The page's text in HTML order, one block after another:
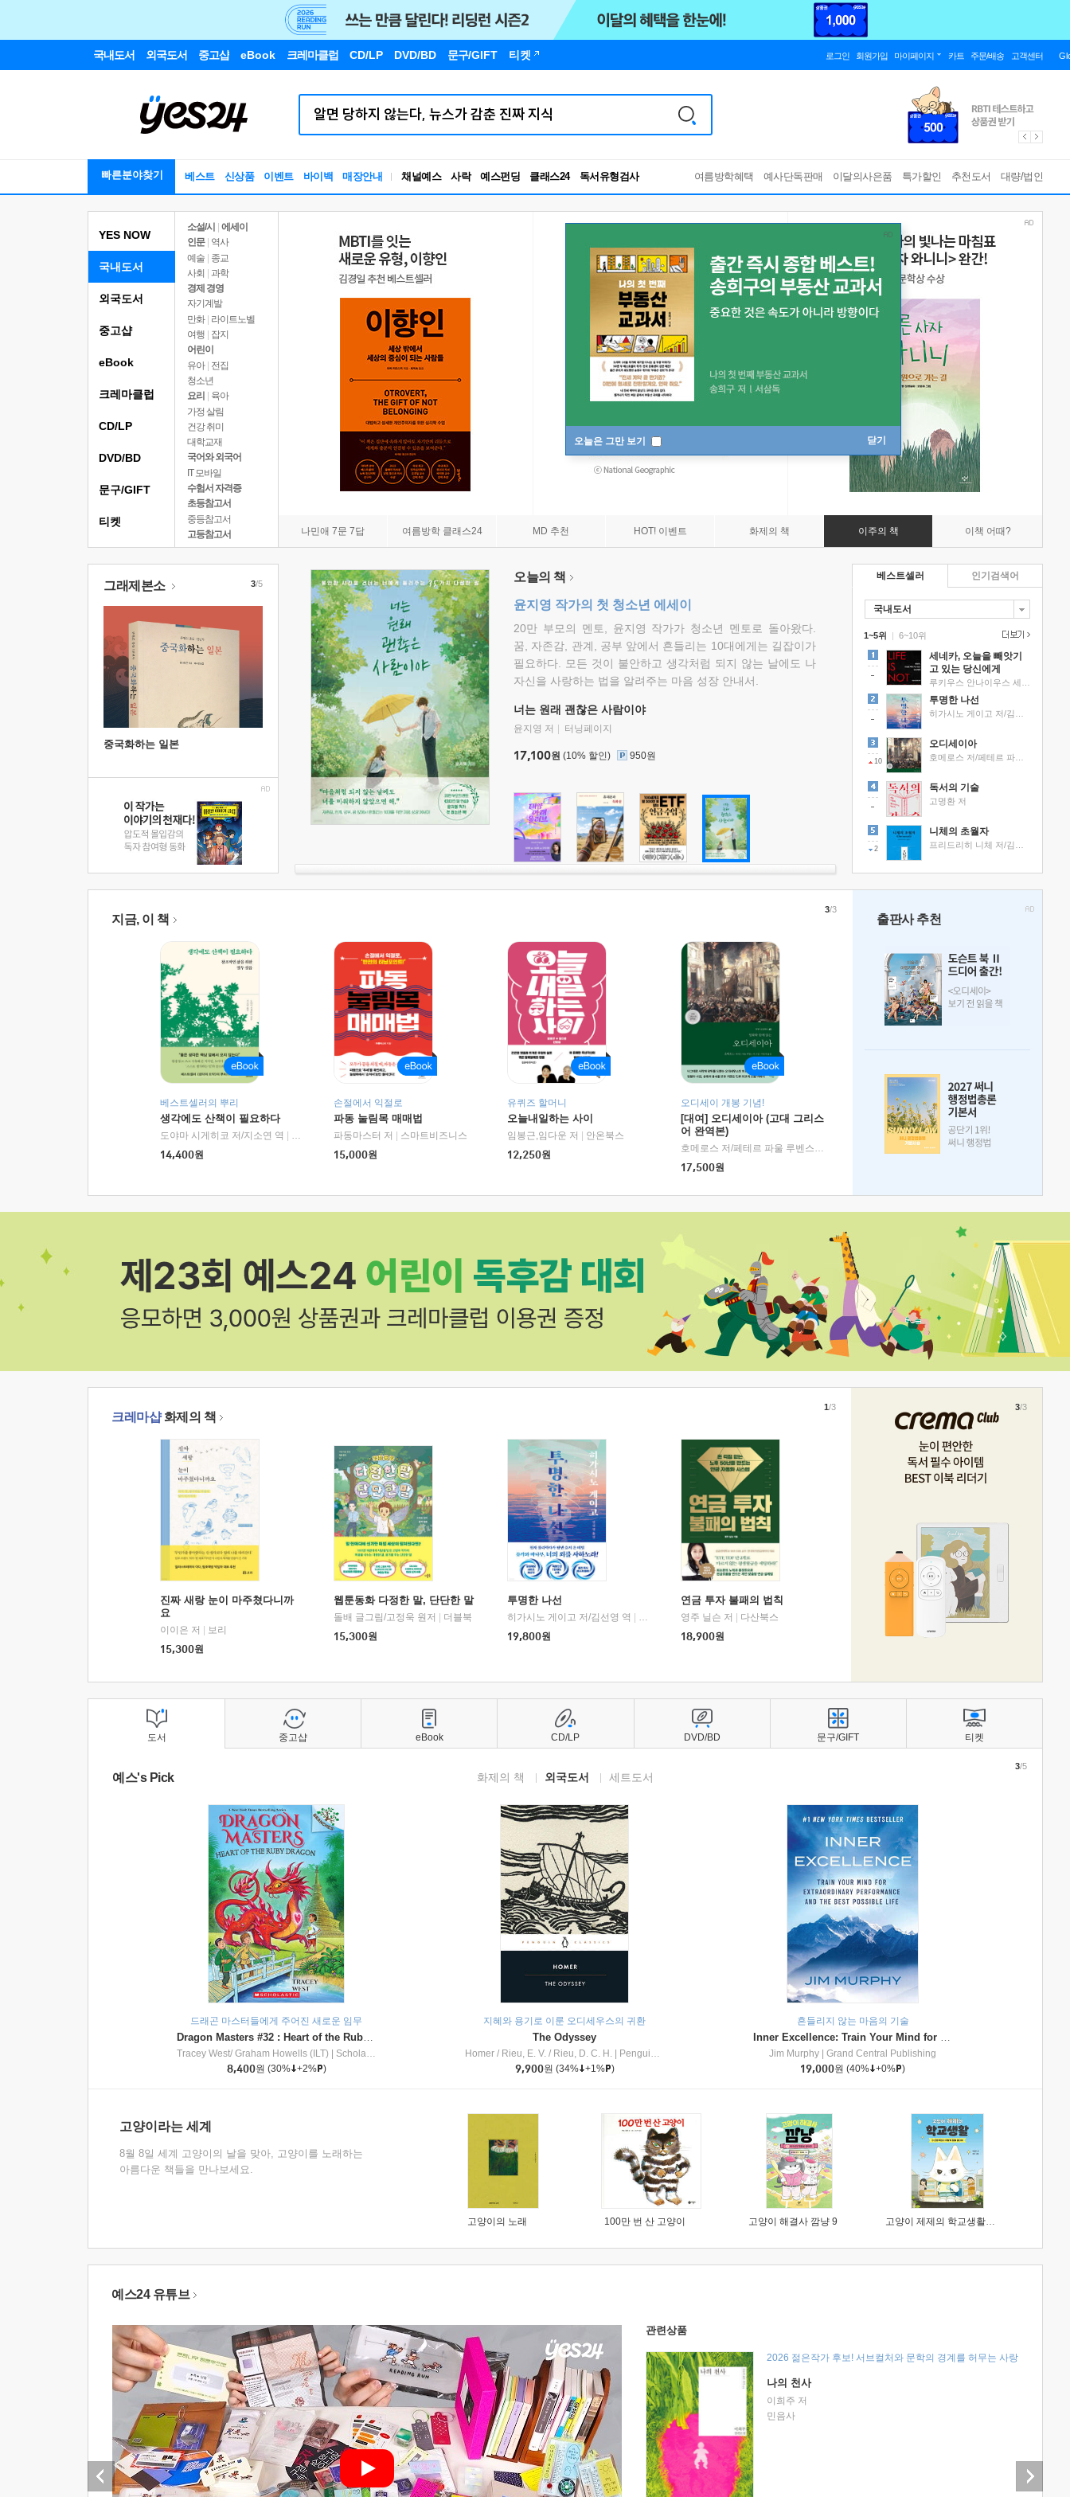
국내도서 외국도서 중고샵 eBook 크레마클럽 CD/LP DVD/BD 문구/GIFT 티켓 로그인 회원가입 마이페이지 카트 주문/배송 고객센터
빠른분야찾기 베스트 신상품 이벤트 바이백 매장안내 채널예스 사락 예스펀딩 클래스24
RBTI Lab
독서유형검사
여름방학혜택 예사단독판매 이달의사은품 특가할인 추천도서 대량/법인
오늘은 그만 보기 닫기
YES NOW
국내도서
소설/시
에세이
인문
역사
예술 | 종교
사회 | 과학
경제 경영
자기계발
만화 | 라이트노벨
여행
잡지
어린이
유아 | 전집
청소년
요리
육아
가정 살림
건강 취미
대학교재
국어와 외국어
IT 모바일
수험서 자격증
초등참고서
중등참고서
고등참고서
나민애 7문 7답 여름방학 클래스24 MD 추천 HOT! 이벤트 화제의 책 이주의 책 이책 어때?
외국도서
중고샵
eBook
크레마클럽
CD/LP
DVD/BD
문구/GIFT
티켓
그래제본소
중국화하는 일본
3/5 오늘의 책
윤지영 작가의 첫 청소년 에세이
20만 부모의 멘토, 윤지영 작가가 청소년 멘토로 돌아왔다.
꿈, 자존감, 관계, 공부 앞에서 흔들리는 10대에게는 길잡이가
필요하다. 모든 것이 불안하고 생각처럼 되지 않는 날에도 나
자신을 사랑하는 법을 알려주는 마음 성장 안내서.
너는 원래 괜찮은 사람이야
윤지영 저 터닝페이지
17,100원 (10% 할인) 950원
베스트셀러
국내도서
1~5위 |
세네카, 오늘을 빼앗기
고 있는 당신에게
투명한 나선
10
오디세이아
독서의 기술
고명환 저
2
니체의 초월자
6~10위
인기검색어
지금, 이 책
베스트셀러의 뿌리
생각에도 산책이 필요하다
도야마 시게히코 저/지소연 역
알에이치코리아(RHK)
14,400원
손절에서 익절로
파동 눌림목 매매법
파동마스터 저
스마트비즈니스
15,000원
유퀴즈 할머니
오늘내일하는 사이
임봉근,임다운 저
안온북스
12,250원
오디세이 개봉 기념!
[대여] 오디세이아 (고대 그리스
어 완역본)
호메로스 저/페테르 파울 루벤스 그림/박문재 역
현대지성
17,500원
3/3
출판사 추천
크레마샵화제의 책
진짜 새랑 눈이 마주쳤다니까
요
이이은 저
보리
15,300원
웹툰동화 다정한 말, 단단한 말
돌배 글그림/고정욱 원저
더블북
15,300원
투명한 나선
히가시노 게이고 저/김선영 역
북다
19,800원
연금 투자 불패의 법칙
영주 닐슨 저
다산북스
18,900원
1/3 3/3
도서
예스's Pick 화제의 책 외국도서 세트도서
드래곤 마스터들에게 주어진 새로운 임무
Dragon Masters #32 : Heart of the Ruby Dragon (A Branches Book)
Tracey West/ Graham Howells (ILT)
Scholastic Inc
8,400원 (30% +2% )
지혜와 용기로 이룬 오디세우스의 귀환
The Odyssey
Homer / Rieu, E. V. / Rieu, D. C. H.
Penguin Group
9,900원 (34% +1% )
흔들리지 않는 마음의 기술
Inner Excellence: Train Your Mind for Extraordinary Performance and the Best Possible Life
Jim Murphy
Grand Central Publishing
19,000원 (40% +0% )
3/5
고양이라는 세계
8월 8일 세계 고양이의 날을 맞아, 고양이를 노래하는
아름다운 책들을 만나보세요.
고양이의 노래 100만 번 산 고양이 고양이 해결사 깜냥 9 고양이 제제의 학교생활 1 : 초등학생이 이렇게 힘들 줄이야
중고샵 eBook CD/LP DVD/BD 문구/GIFT 티켓
예스24 유튜브
관련상품
2026 젊은작가 후보! 서브컬처와 문학의 경계를 허무는 사랑
나의 천사
이희주 저
민음사